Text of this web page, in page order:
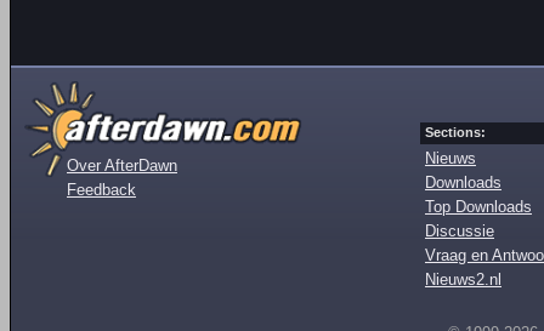
Over AfterDawn
Feedback
Sections:
Nieuws
Downloads
Top Downloads
Discussie
Vraag en
Nieuws2.nl